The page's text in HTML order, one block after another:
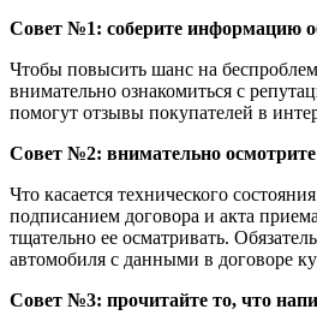
Совет №1: соберите информацию
Чтобы повысить шанс на
внимательно ознакомиться с
помогут отзывы покупателей в
Совет №2: внимательно
Что касается технического
подписанием договора и акта
тщательно ее осматривать.
автомобиля с данными в договоре
Совет №3: прочитайте то, что